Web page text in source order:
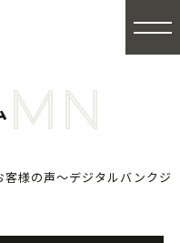
客様の声〜デジタルバンクジ